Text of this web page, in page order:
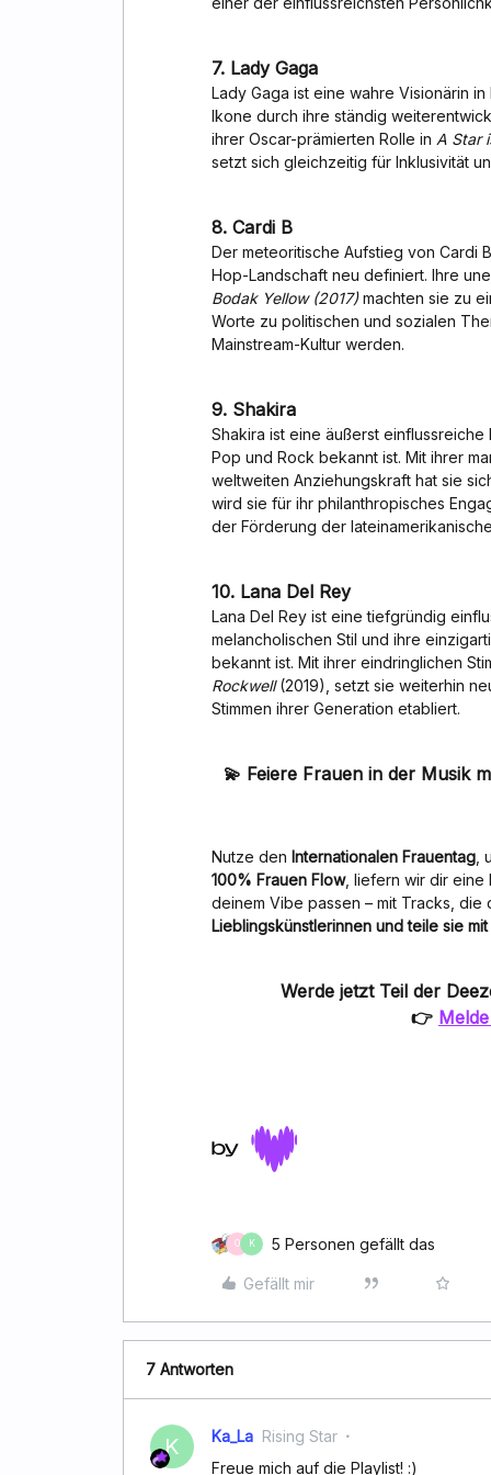
7. Lady Gaga
Lady Gaga ist eine wahre Visionärin
Ikone durch ihre ständig
ihrer Oscar-prämierten Rolle in A Star
setzt sich gleichzeitig für Inklusivität
8. Cardi B
Der meteoritische Aufstieg von Cardi
Hop-Landschaft neu definiert. Ihre
Bodak Yellow (2017)machten sie zu
Worte zu politischen und sozialen
Mainstream-Kultur werden.
9. Shakira
Shakira ist eine äußerst
Pop und Rock bekannt ist. Mit ihrer
weltweiten Anziehungskraft hat sie
wird sie für ihr philanthropisches
der Förderung der
10. Lana Del Rey
Lana Del Rey ist eine tiefgründig
melancholischen Stil und ihre
bekannt ist. Mit ihrer eindringlichen
Rockwell(2019), setzt sie weiterhin
Stimmen ihrer Generation etabliert.
💫 Feiere Frauen in der Musik
Nutze den Internationalen Frauentag
100% Frauen Flow, liefern wir dir eine
deinem Vibe passen – mit Tracks,
Lieblingskünstlerinnen und teile sie
Werde jetzt Teil der
👉
O K 5 Personen gefällt das
Gefällt mir
7 Antworten
K Ka_La Rising Star
Freue mich auf die Playlist! :)